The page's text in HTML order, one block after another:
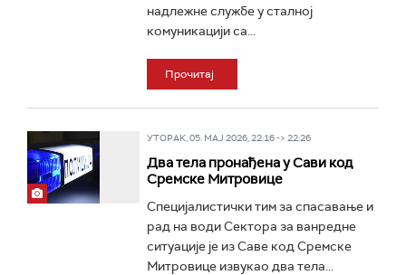
надлежне службе у сталној
комуникацији са...
Прочитај
УТОРАК, 05. МАЈ 2026, 22:16 -> 22:26
Два тела пронађена у Сави код
Сремске Митровице
Специјалистички тим за спасавање и
рад на води Сектора за ванредне
ситуације је из Саве код Сремске
Митровице извукао два тела...